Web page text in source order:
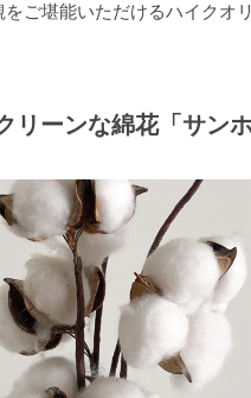
をご堪能いただけるハイクオ
リーンな綿花「サン